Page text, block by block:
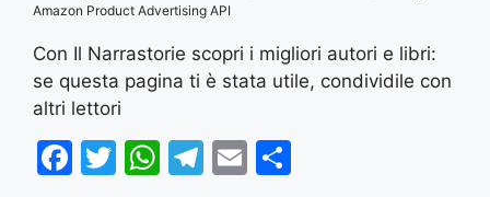
Amazon Product Advertising API
Con Il Narrastorie scopri i migliori autori e libri:
se questa pagina ti è stata utile, condividile con
altri lettori
F
T
W T
E